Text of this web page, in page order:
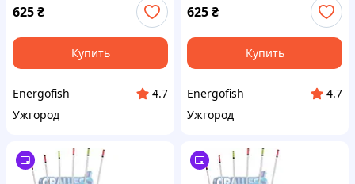
625₴
Купить
Energofish
4.7
Ужгород
625₴
Купить
Energofish
4.7
Ужгород